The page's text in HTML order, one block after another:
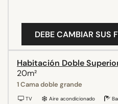
DEBE CAMBIAR SUS
Habitación Doble
20m²
1 Cama doble grande
TV Aire acondicionado